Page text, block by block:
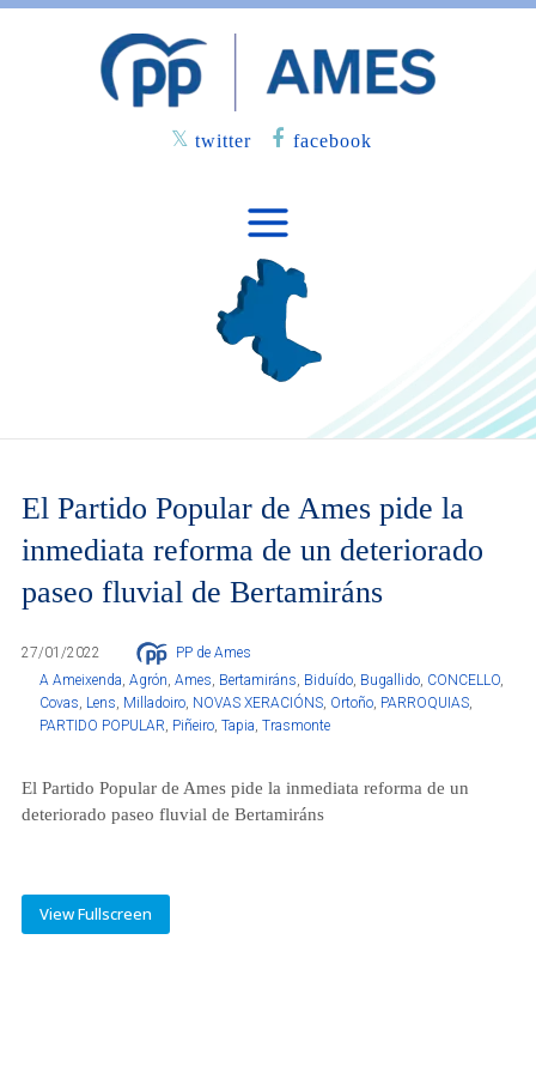
twitter facebook
El Partido Popular de Ames pide la
inmediata reforma de un deteriorado
paseo fluvial de Bertamiráns
27/01/2022
PP de Ames
A Ameixenda, Agrón, Ames, Bertamiráns, Biduído, Bugallido, CONCELLO,
Covas, Lens, Milladoiro, NOVAS XERACIÓNS, Ortoño, PARROQUIAS,
PARTIDO POPULAR, Piñeiro, Tapia, Trasmonte
El Partido Popular de Ames pide la inmediata reforma de un
deteriorado paseo fluvial de Bertamiráns
View Fullscreen